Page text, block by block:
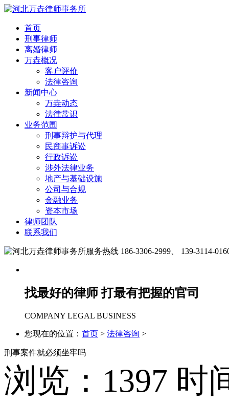
首页
刑事律师
离婚律师
万垚概况
客户评价
法律咨询
新闻中心
万垚动态
法律常识
业务范围
刑事辩护与代理
民商事诉讼
行政诉讼
涉外法律业务
地产与基础设施
公司与合规
金融业务
资本市场
律师团队
联系我们
186-3306-2999、 139-3114-
找最好的律师 打最有把握的官司
COMPANY LEGAL BUSINESS
您现在的位置： 首页 > 法律咨询 >
刑事案件就必须坐牢吗
浏览： 1397 时